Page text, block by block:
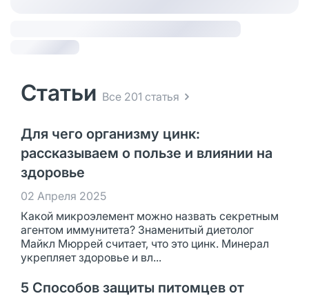
Статьи Все 201 статья
Для чего организму цинк:
рассказываем о пользе и влиянии на
здоровье
02 Апреля 2025
Какой микроэлемент можно назвать секретным
агентом иммунитета? Знаменитый диетолог
Майкл Мюррей считает, что это цинк. Минерал
укрепляет здоровье и вл...
5 Способов защиты питомцев от